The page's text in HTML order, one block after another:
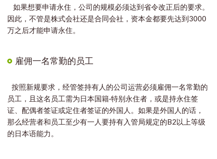
如果想要申请永住，公司的规模必须达到省令改正后的要求。
因此，不管是株式会社还是合同会社，资本金都要先达到3000
万之后才能申请永住。
雇佣一名常勤的员工
按照新规要求，经管签持有人的公司运营必须雇佣一名常勤的
员工，且这名员工需为日本国籍·特别永住者，或是持永住签
证、配偶者签证或定住者签证的外国人。如果是外国人的话，
那么经营者和员工至少有一人要持有入管局规定的B2以上等级
的日本语能力。